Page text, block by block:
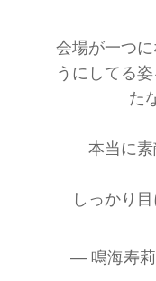
会場が一つ
うにしてる
た
本当に素
しっかり
— 鳴海寿莉